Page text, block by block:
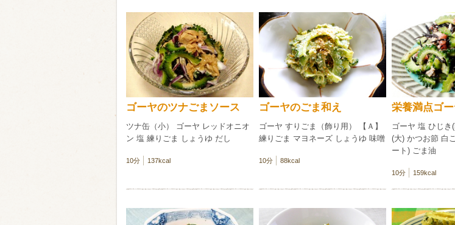
ゴーヤのツナごまソース
ツナ缶（小） ゴーヤ レッドオニオ
ン 塩 練りごま しょうゆ だし
10分 137kcal
ゴーヤのごま和え
ゴーヤ すりごま（飾り用） 【Ａ】
練りごま マヨネーズ しょうゆ 味噌
10分 88kcal
栄養満点ゴ
ゴーヤ 塩 ひじき
(大) かつお節 白
ート) ごま油
10分 159kcal